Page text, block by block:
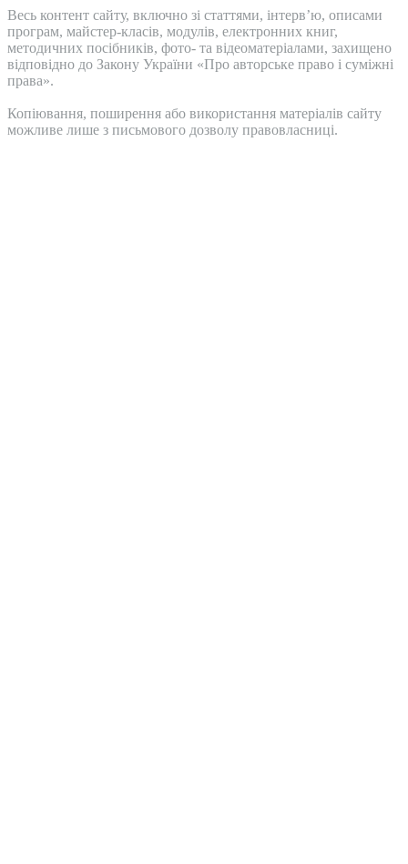
Весь контент сайту, включно зі статтями, інтерв’ю, описами
програм, майстер-класів, модулів, електронних книг,
методичних посібників, фото- та відеоматеріалами, захищено
відповідно до Закону України «Про авторське право і суміжні
права».
Копіювання, поширення або використання матеріалів сайту
можливе лише з письмового дозволу правовласниці.